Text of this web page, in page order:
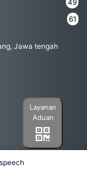
49
61
Jawa tengah
Layanan
Aduan